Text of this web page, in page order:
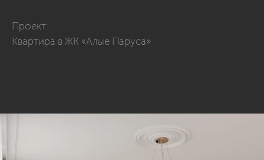
Проект:
Квартира в ЖК «Алые Паруса»